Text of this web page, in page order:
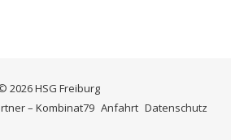
2026 HSG Freiburg
– Kombinat79 Anfahrt Datenschutz